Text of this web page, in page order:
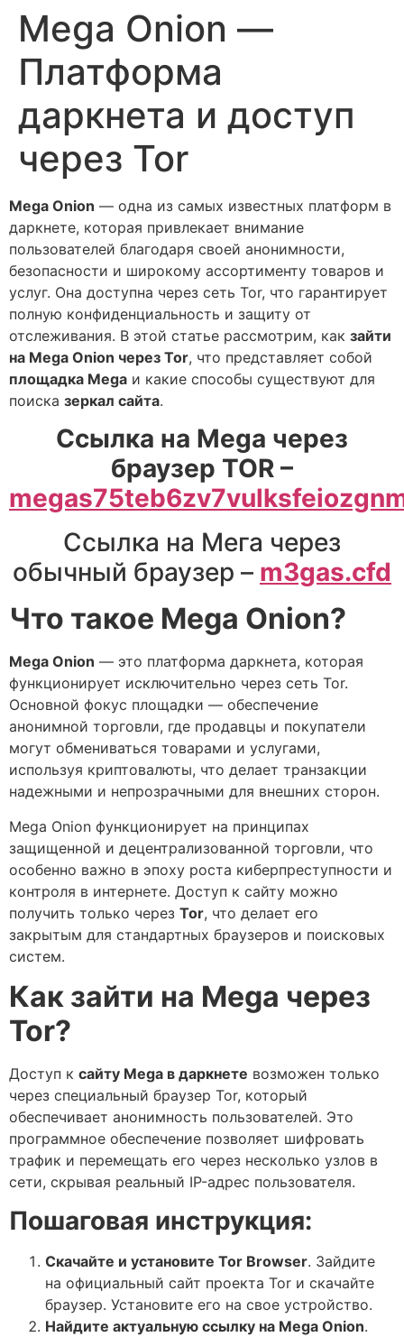
Mega Onion —
Платформа
даркнета и доступ
через Tor
Mega Onion — одна из самых известных платформ в
даркнете, которая привлекает внимание
пользователей благодаря своей анонимности,
безопасности и широкому ассортименту товаров и
услуг. Она доступна через сеть Tor, что гарантирует
полную конфиденциальность и защиту от
отслеживания. В этой статье рассмотрим, как зайти
на Mega Onion через Tor, что представляет собой
площадка Mega и какие способы существуют для
поиска зеркал сайта.
Ссылка на Mega через
браузер TOR –
Ссылка на Мега через
обычный браузер – m3gas.cfd
Что такое Mega Onion?
Mega Onion — это платформа даркнета, которая
функционирует исключительно через сеть Tor.
Основной фокус площадки — обеспечение
анонимной торговли, где продавцы и покупатели
могут обмениваться товарами и услугами,
используя криптовалюты, что делает транзакции
надежными и непрозрачными для внешних сторон.
Mega Onion функционирует на принципах
защищенной и децентрализованной торговли, что
особенно важно в эпоху роста киберпреступности и
контроля в интернете. Доступ к сайту можно
получить только через Tor, что делает его
закрытым для стандартных браузеров и поисковых
систем.
Как зайти на Mega через
Tor?
Доступ к сайту Mega в даркнете возможен только
через специальный браузер Tor, который
обеспечивает анонимность пользователей. Это
программное обеспечение позволяет шифровать
трафик и перемещать его через несколько узлов в
сети, скрывая реальный IP-адрес пользователя.
Пошаговая инструкция:
Скачайте и установите Tor Browser. Зайдите
на официальный сайт проекта Tor и скачайте
браузер. Установите его на свое устройство.
Найдите актуальную ссылку на Mega Onion.